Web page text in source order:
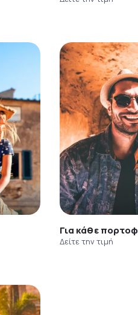
Για κάθε
Δείτε την τιμή